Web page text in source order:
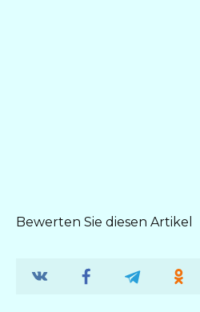
Bewerten Sie diesen Artikel